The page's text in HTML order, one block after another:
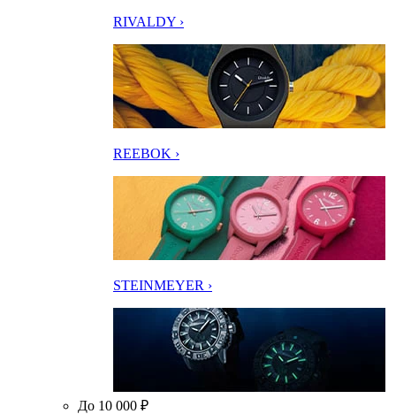
RIVALDY ›
REEBOK ›
STEINMEYER ›
До 10 000 ₽